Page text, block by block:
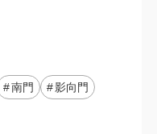
南門
影向門